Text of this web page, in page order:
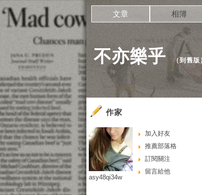
不亦樂乎 （到舊版
文章 相簿
作家
加入好友
推薦部落格
訂閱關注
留言給他
asy48qi34w